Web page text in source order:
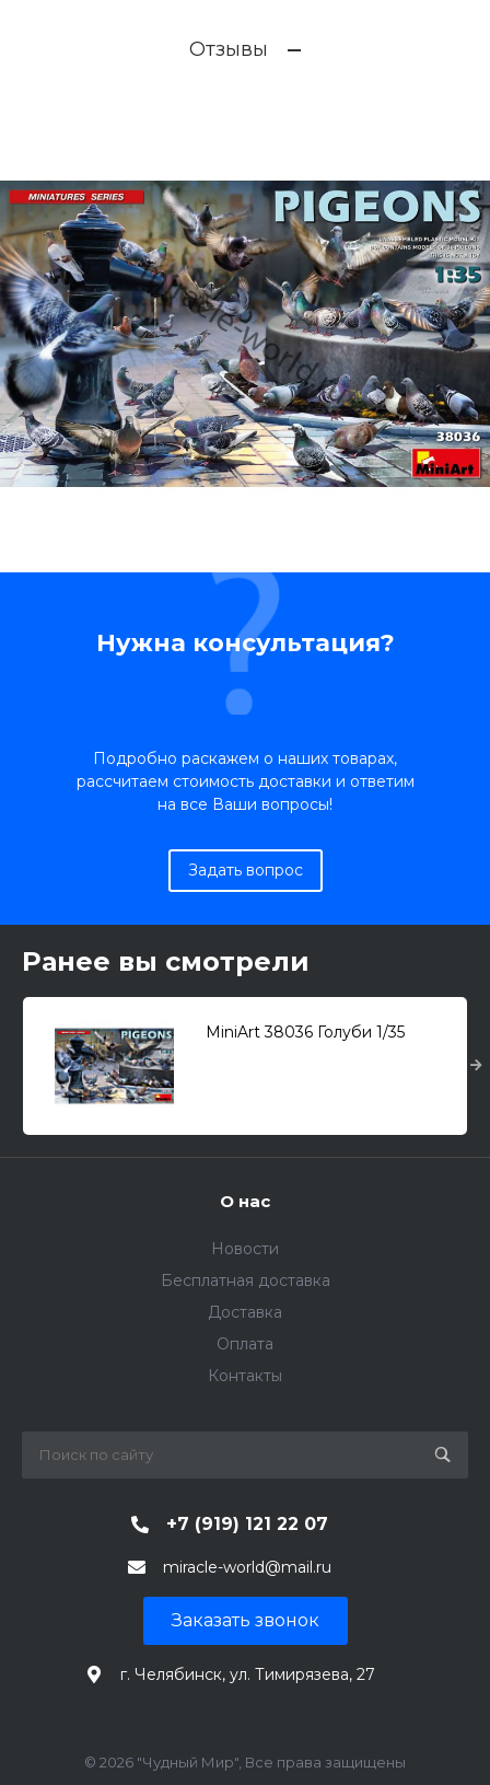
Отзывы
Нужна консультация?
Подробно раскажем о наших товарах,
рассчитаем стоимость доставки и ответим
на все Ваши вопросы!
Задать вопрос
Ранее вы смотрели
MiniArt 38036 Голуби 1/35
О нас
Новости
Бесплатная доставка
Доставка
Оплата
Контакты
+7 (919) 121 22 07
miracle-world@mail.ru
Заказать звонок
г. Челябинск, ул. Тимирязева, 27
© 2026 "Чудный Мир", Все права защищены